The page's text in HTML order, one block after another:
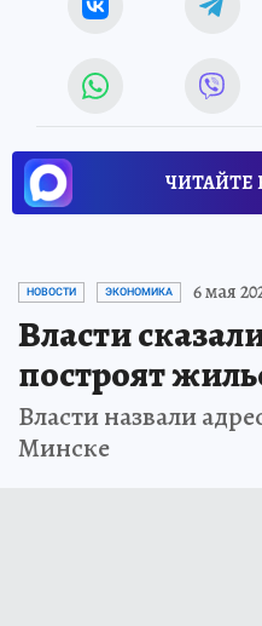
ЧИТАЙТЕ
НОВОСТИ ЭКОНОМИКА 6 мая
Власти
построят
Власти назвали
Минске